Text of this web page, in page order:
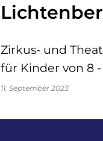
Zirkus- und
für Kinder von 8 -
11. September 2023